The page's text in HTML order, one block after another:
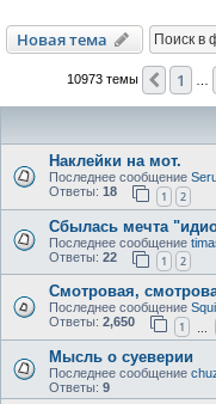
Новая тема
10973 темы Пред.
1
Наклейки на мот.
Последнее сообщение
Ответы: 18 1 2
Сбылась мечта
Последнее сообщение
Ответы: 22 1 2
Смотровая,
Последнее сообщение
Ответы: 2,650 1
Мысль о суеверии
Последнее сообщение
Ответы: 9